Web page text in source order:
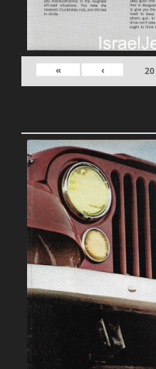
20
›
»